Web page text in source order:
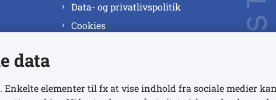
Data- og privatlivspolitik
Cookies
data
elementer til fx at vise indhold fra sociale medier